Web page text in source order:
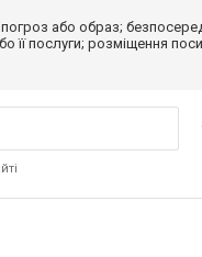
або образ;
її послуги; розміщення